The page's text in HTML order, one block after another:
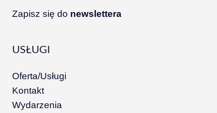
Zapisz się do newslettera
USŁUGI
Oferta/Usługi
Kontakt
Wydarzenia